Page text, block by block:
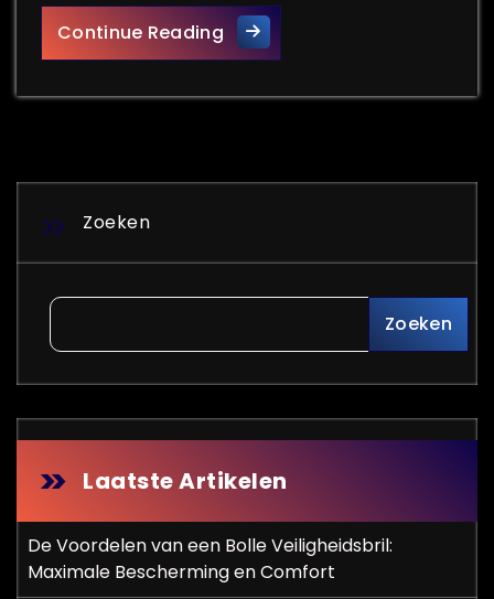
Continue ReadingVeiligheidsharnas:
Zoeken
Zoeken
Laatste Artikelen
De Voordelen van een Bolle Veiligheidsbril:
Maximale Bescherming en Comfort